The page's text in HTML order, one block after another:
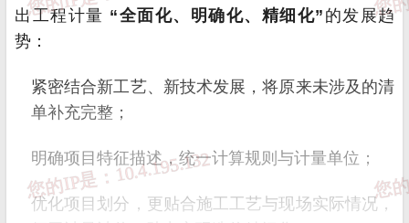
出工程计量 “全面化、明确化、精细化” 的发展趋
势：
紧密结合新工艺、新技术发展，将原来未涉及的清
单补充完整；
明确项目特征描述，统一计算规则与计量单位；
优化项目划分，更贴合施工工艺与现场实际情况，